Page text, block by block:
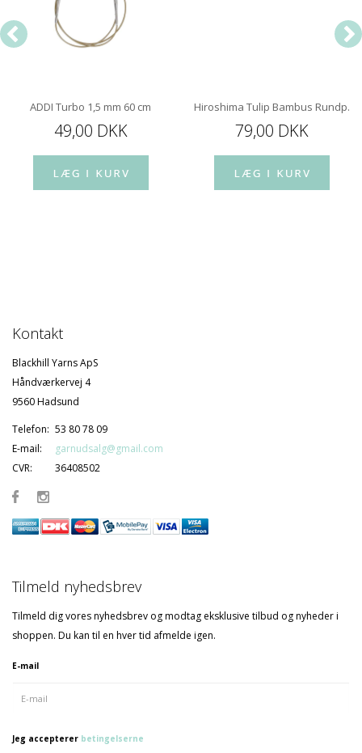
ADDI Turbo 1,5 mm 60 cm
49,00 DKK
Hiroshima Tulip Bambus Rundp.
79,00 DKK
Kontakt
Blackhill Yarns ApS
Håndværkervej 4
9560 Hadsund
Telefon: 53 80 78 09
E-mail:
garnudsalg@gmail.com
CVR:
36408502
Tilmeld nyhedsbrev
Tilmeld dig vores nyhedsbrev og modtag eksklusive tilbud og nyheder i
shoppen. Du kan til en hver tid afmelde igen.
E-mail
Jeg accepterer betingelserne